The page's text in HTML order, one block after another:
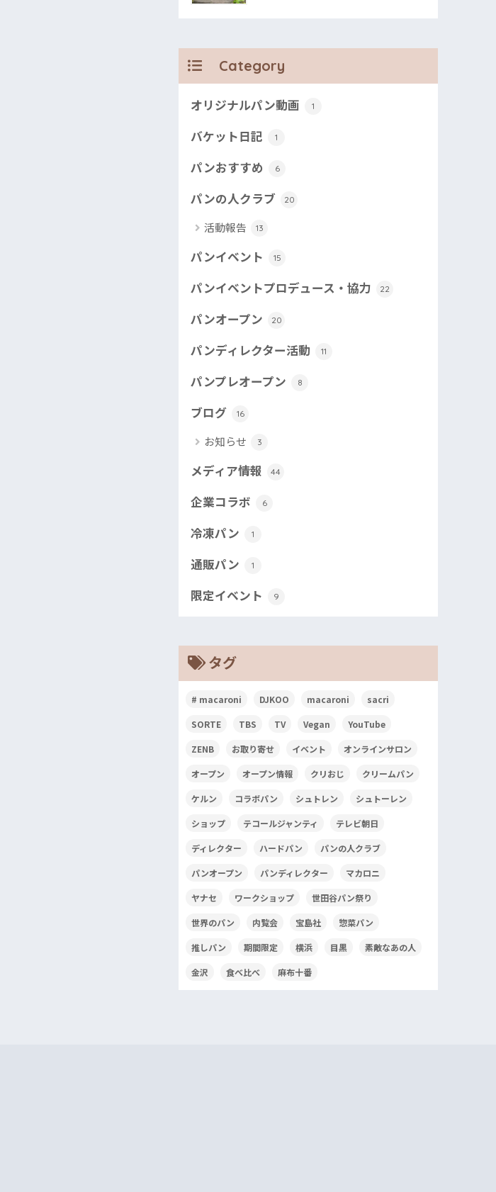
Category
オリジナルパン動画 1
バケット日記 1
パンおすすめ 6
パンの人クラブ 20
活動報告 13
パンイベント 15
パンイベントプロデュース・協力 22
パンオープン 20
パンディレクター活動 11
パンプレオープン 8
ブログ 16
お知らせ 3
メディア情報 44
企業コラボ 6
冷凍パン 1
通販パン 1
限定イベント 9
タグ
# macaroni DJKOO macaroni sacri
SORTE TBS TV Vegan YouTube
ZENB お取り寄せ イベント オンラインサロン
オープン オープン情報 クリおじ クリームパン
ケルン コラボパン シュトレン シュトーレン
ショップ テコールジャンティ テレビ朝日
ディレクター ハードパン パンの人クラブ
パンオープン パンディレクター マカロニ
ヤナセ ワークショップ 世田谷パン祭り
世界のパン 内覧会 宝島社 惣菜パン
推しパン 期間限定 横浜 目黒 素敵なあの人
金沢 食べ比べ 麻布十番